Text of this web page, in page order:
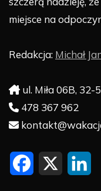
miejsce na
Redakcja: Michał
ul. Miła 06B, 32-
478 367 962
F X